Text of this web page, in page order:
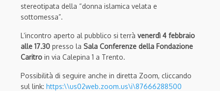
stereotipata della “donna islamica velata e
sottomessa”.
L’incontro aperto al pubblico si terrà venerdì 4 febbraio
alle 17.30 presso la Sala Conferenze della Fondazione
Caritro in via Calepina 1 a Trento.
Possibilità di seguire anche in diretta Zoom, cliccando
sul link: https:\\us02web.zoom.us\i\87666288500